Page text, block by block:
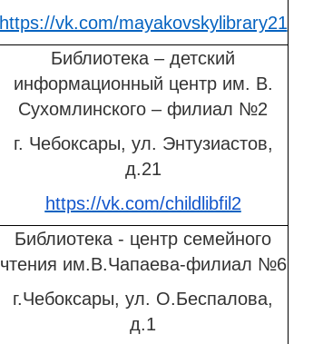
https://vk.com/mayakovskylibrary21
Библиотека – детский
информационный центр им. В.
Сухомлинского – филиал №2
г. Чебоксары, ул. Энтузиастов,
д.21
https://vk.com/childlibfil2
Библиотека - центр семейного
чтения им.В.Чапаева-филиал №6
г.Чебоксары, ул. О.Беспалова,
д.1